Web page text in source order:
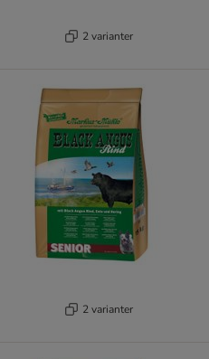
2 varianter
2 varianter